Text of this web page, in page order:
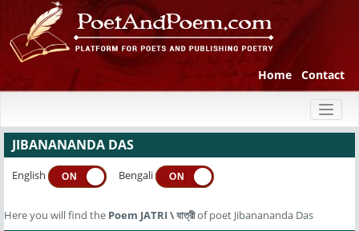
Home Contact
JIBANANANDA DAS
English ON Bengali ON
Here you will find the Poem JATRI\যাত্রীof poet Jibanananda Das